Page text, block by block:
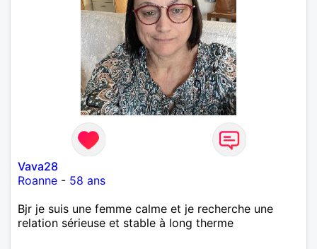
Vava28
Roanne - 58 ans
Bjr je suis une femme calme et je recherche une
relation sérieuse et stable à long therme